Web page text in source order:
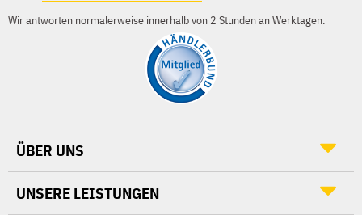
Wir antworten normalerweise innerhalb von 2 Stunden an Werktagen.
ÜBER UNS
UNSERE LEISTUNGEN